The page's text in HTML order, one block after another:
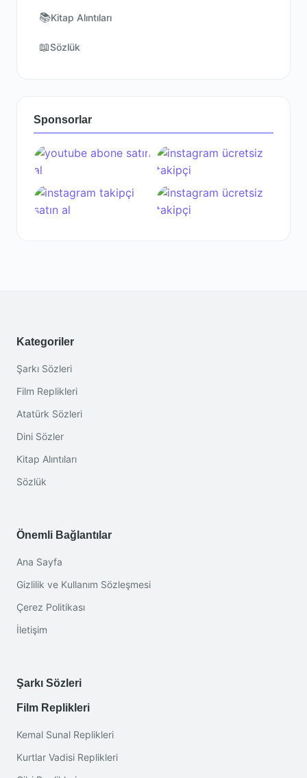
📚Kitap Alıntıları
📖Sözlük
Sponsorlar
Kategoriler
Şarkı Sözleri
Film Replikleri
Atatürk Sözleri
Dini Sözler
Kitap Alıntıları
Sözlük
Önemli Bağlantılar
Ana Sayfa
Gizlilik ve Kullanım Sözleşmesi
Çerez Politikası
İletişim
Şarkı Sözleri
Film Replikleri
Kemal Sunal Replikleri
Kurtlar Vadisi Replikleri